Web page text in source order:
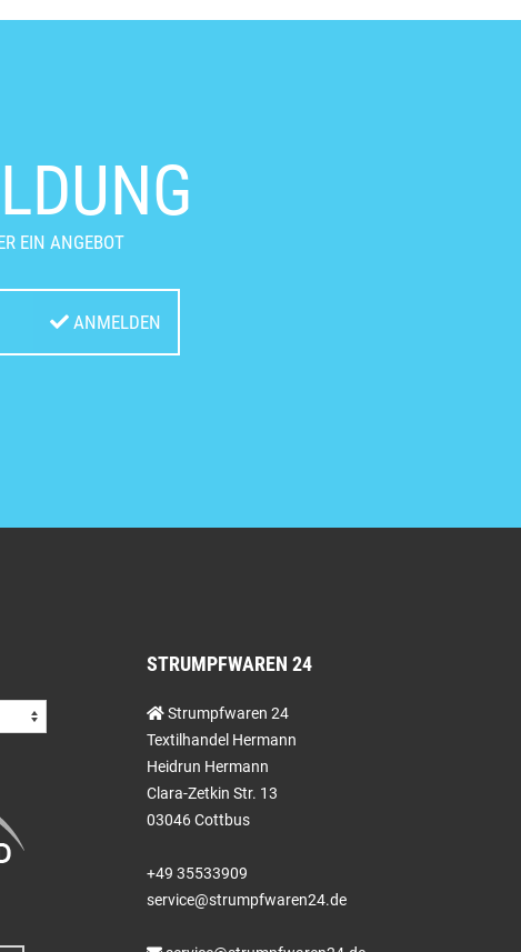
EIN ANGEBOT
ANMELDEN
STRUMPFWAREN 24
Strumpfwaren 24
Textilhandel Hermann
Heidrun Hermann
Clara-Zetkin Str. 13
03046 Cottbus
+49 35533909
service@strumpfwaren24.de